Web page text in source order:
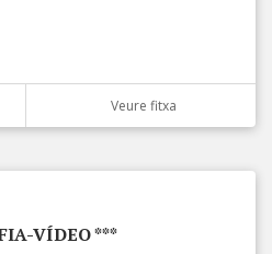
Veure fitxa
VÍDEO ***